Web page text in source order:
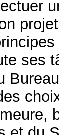
ses